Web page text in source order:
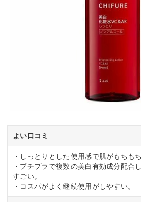
よい口コミ
・しっとりとした使用感で肌がもちも
・プチプラで複数の美白有効成分配合
すごい。
・コスパがよく継続使用がしやすい。